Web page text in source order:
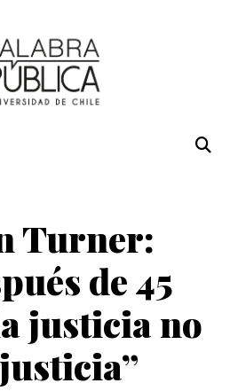
Turner:
de 45
justicia no